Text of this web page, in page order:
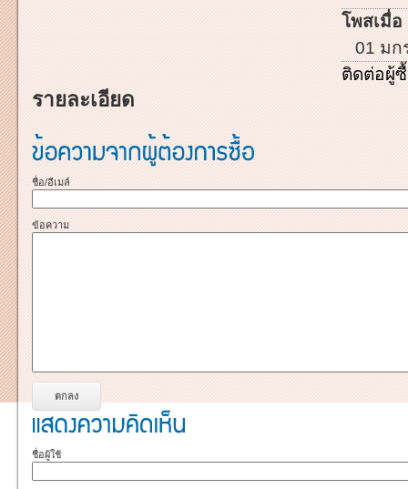
โพสเมื่อ
01 มก
ติดต่อผู้
รายละเอียด
ชื่อ/อีเมล์
ข้อความ
ชื่อผู้ใช้